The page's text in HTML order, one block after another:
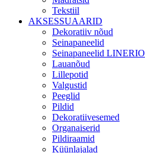
Tekstiil
AKSESSUAARID
Dekoratiiv nõud
Seinapaneelid
Seinapaneelid LINERIO
Lauanõud
Lillepotid
Valgustid
Peeglid
Pildid
Dekoratiivesemed
Organaiserid
Pildiraamid
Küünlajalad